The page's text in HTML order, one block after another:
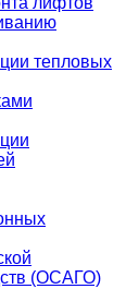
тепловых
(ОСАГО)